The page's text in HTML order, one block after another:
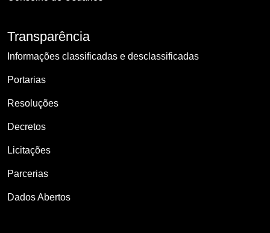
Transparência
Informações classificadas e desclassificadas
Portarias
Resoluções
Decretos
Licitações
Parcerias
Dados Abertos